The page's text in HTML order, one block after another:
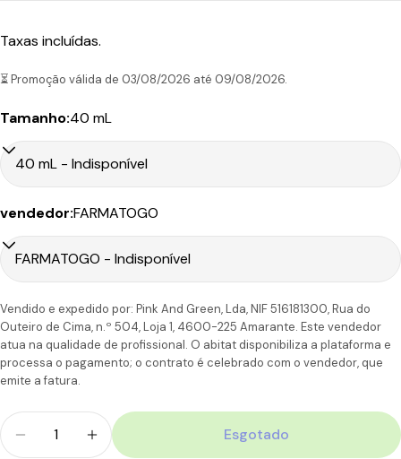
Taxas incluídas.
⏳ Promoção válida de 03/08/2026 até 09/08/2026.
Tamanho:40 mL
vendedor:FARMATOGO
Vendido e expedido por: Pink And Green, Lda, NIF 516181300, Rua do
Outeiro de Cima, n.º 504, Loja 1, 4600-225 Amarante. Este vendedor
atua na qualidade de profissional. O abitat disponibiliza a plataforma e
processa o pagamento; o contrato é celebrado com o vendedor, que
emite a fatura.
Quantidade
Diminuir Quantidade Para Bioderma Photoderm
Aumentar A Quantidade Para Bioderma
Esgotado
Portugal
Ilhas
Grátis*
Continental
Portugal
Ilhas
CTT
6-7
Dias
11,90€110.00€